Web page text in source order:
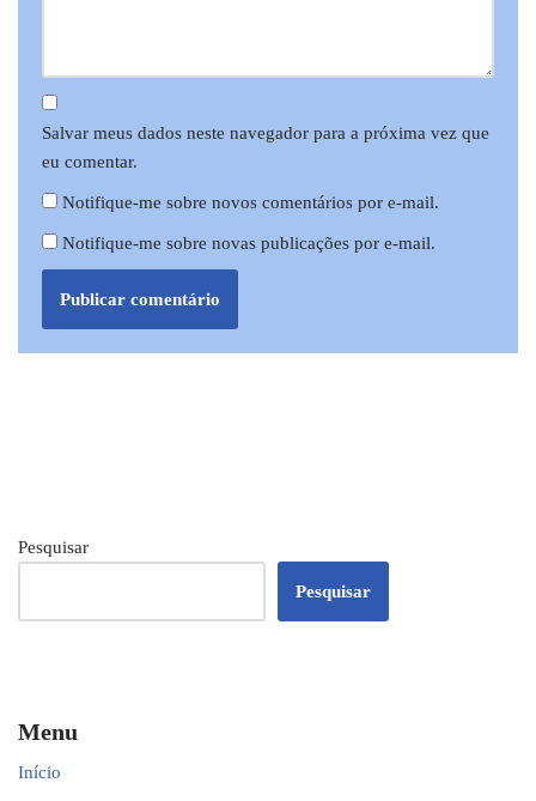
Salvar meus dados neste navegador para a próxima vez que
eu comentar.
Notifique-me sobre novos comentários por e-mail.
Notifique-me sobre novas publicações por e-mail.
Pesquisar
Pesquisar
Menu
Início